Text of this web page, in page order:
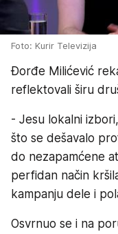
Foto: Kurir Televizija
Đorđe Milićević
reflektovali širu
- Jesu lokalni
što se dešavalo
do nezapamćene
perfidan način
kampanju dele i
Osvrnuo se i na